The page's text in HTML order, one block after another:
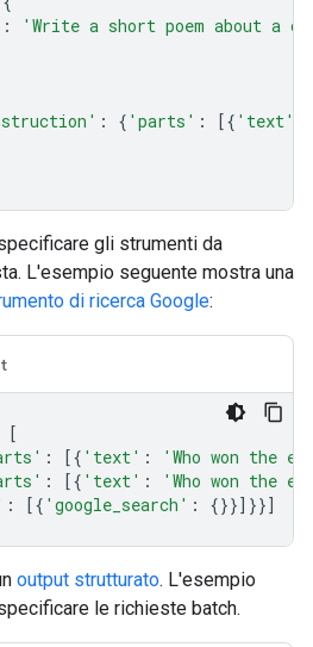
:
'Write a short poem about a
: { 'parts' : [{ 'text'
gli strumenti da
L'esempio seguente mostra una
di ricerca Google:
[
: [{ 'text' :
'Who won the
: [{ 'text' :
'Who won the
: [{ 'google_search' : {}}]}}]
output strutturato. L'esempio
le richieste batch.